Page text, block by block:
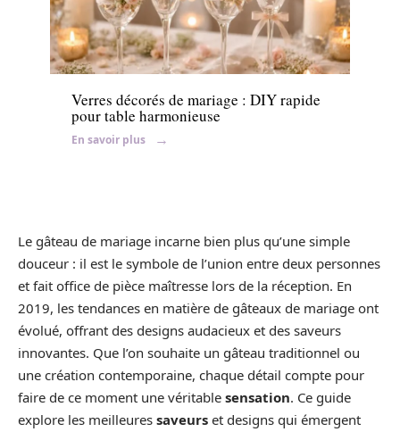
Mariage
Verres décorés de mariage : DIY rapide
pour table harmonieuse
En savoir plus
Le gâteau de mariage incarne bien plus qu’une simple
douceur : il est le symbole de l’union entre deux personnes
et fait office de pièce maîtresse lors de la réception. En
2019, les tendances en matière de gâteaux de mariage ont
évolué, offrant des designs audacieux et des saveurs
innovantes. Que l’on souhaite un gâteau traditionnel ou
une création contemporaine, chaque détail compte pour
faire de ce moment une véritable sensation. Ce guide
explore les meilleures saveurs et designs qui émergent